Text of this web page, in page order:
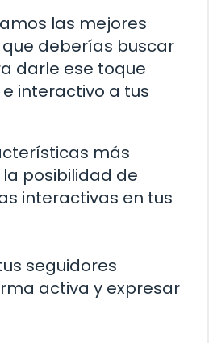
las mejores
deberías buscar
darle ese toque
interactivo a tus
más
posibilidad de
interactivas en tus
seguidores
activa y expresar